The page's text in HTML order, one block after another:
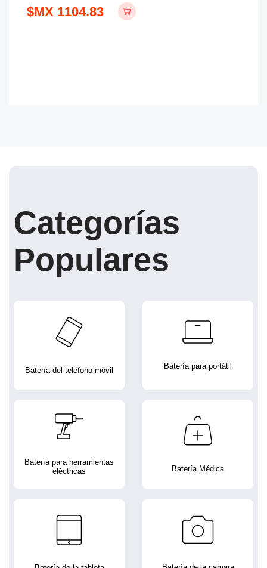
$MX 1104.83
Categorías
Populares
Batería del teléfono móvil Batería para portátil
Batería para herramientas
eléctricas
Batería Médica